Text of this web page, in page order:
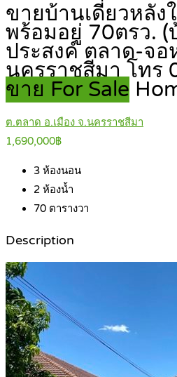
ขายบ้านเดี่ยวหลัง
พร้อมอยู่ 70ตรว. (
ประสงค์ ตลาด-จอ
นครราชสีมา โทร
ขาย For Sale
ต.ตลาด อ.เมือง จ.นครราชสีมา
1,690,000฿
3 ห้องนอน
2 ห้องน้ำ
70 ตารางวา
Description